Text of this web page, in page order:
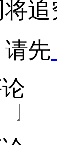
先